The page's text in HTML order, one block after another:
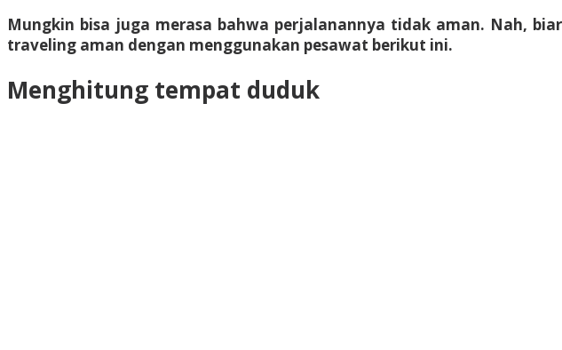
Mungkin bisa juga merasa bahwa perjalanannya tidak aman. Nah,
traveling aman dengan menggunakan pesawat berikut ini.
Menghitung tempat duduk